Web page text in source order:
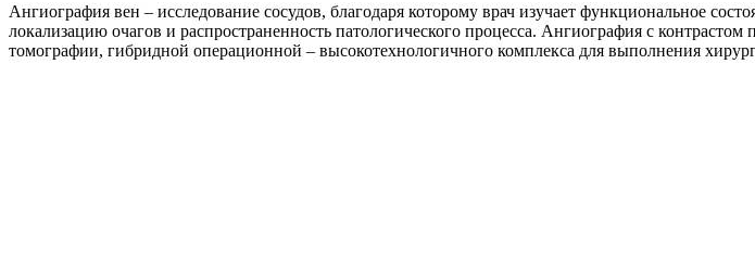
Ангиография вен – исследование сосудов, благодаря которому врач изучает функциональное
локализацию очагов и распространенность патологического процесса. Ангиография с
томографии, гибридной операционной – высокотехнологичного комплекса для выполнения